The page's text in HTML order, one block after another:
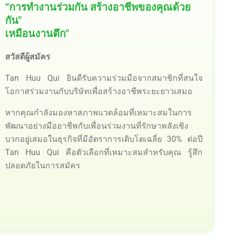
“การทำงานร่วมกัน สร้างอาชีพของคุณด้วย
กัน"
เหมือนงานตึก"
สวัสดีผู้สมัคร
Tan Huu Qui ยินดีรับความร่วมมือจากสมาชิกที่สนใจ
โอกาสร่วมงานกับบริษัทเพื่อสร้างอาชีพระยะยาวเสมอ
หากคุณกำลังมองหาสภาพแวดล้อมที่เหมาะสมในการ
พัฒนาอย่างมืออาชีพกับเพื่อนร่วมงานที่รักษาพลังเชิง
บวกอยู่เสมอในธุรกิจที่มีอัตราการเติบโตเฉลี่ย 30% ต่อปี
Tan Huu Qui คือตัวเลือกที่เหมาะสมสำหรับคุณ รู้สึก
ปลอดภัยในการสมัคร